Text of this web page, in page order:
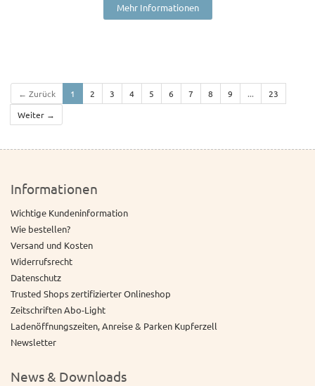
Mehr Informationen
← Zurück 1 2 3 4 5 6 7 8 9 ...
23
Weiter →
Informationen
Wichtige Kundeninformation
Wie bestellen?
Versand und Kosten
Widerrufsrecht
Datenschutz
Trusted Shops zertifizierter Onlineshop
Zeitschriften Abo-Light
Ladenöffnungszeiten, Anreise & Parken Kupferzell
Newsletter
News & Downloads